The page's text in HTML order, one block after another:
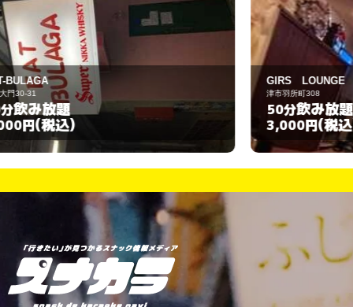
GIRS LOUNGE Jem
津市羽所町308
50分飲み放題
3,000円 (税込)